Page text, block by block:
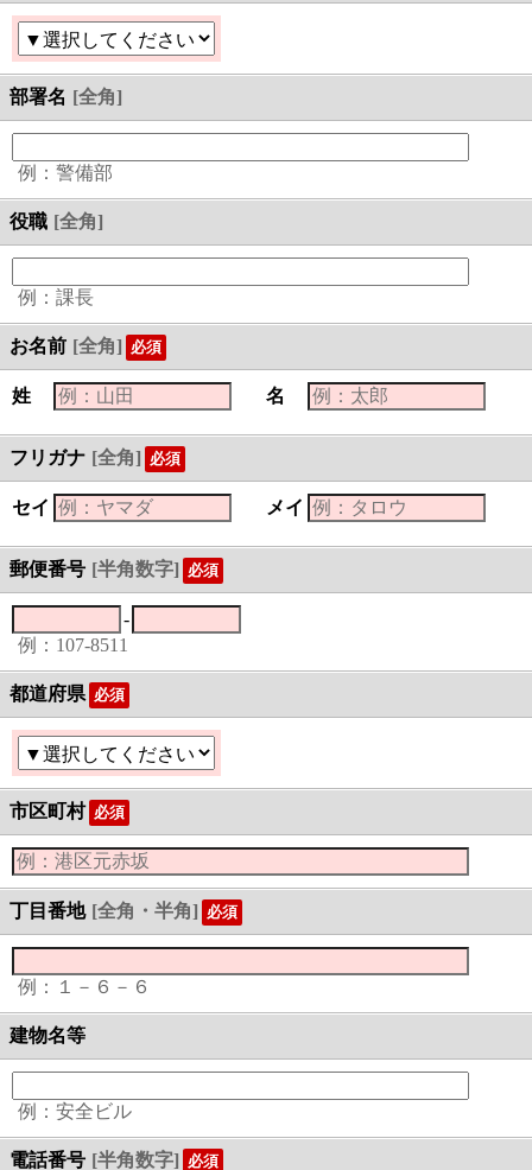
部署名 [全角]
例：警備部
役職 [全角]
例：課長
お名前 [全角] 必須
姓 名
フリガナ [全角] 必須
セイ メイ
郵便番号 [半角数字] 必須
-
例：107-8511
都道府県 必須
市区町村 必須
丁目番地 [全角・半角] 必須
例：１－６－６
建物名等
例：安全ビル
電話番号 [半角数字] 必須